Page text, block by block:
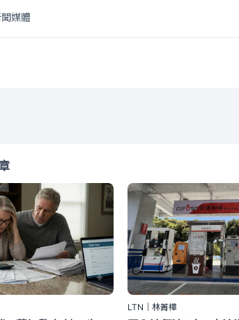
媒體
LTN｜林菁樺